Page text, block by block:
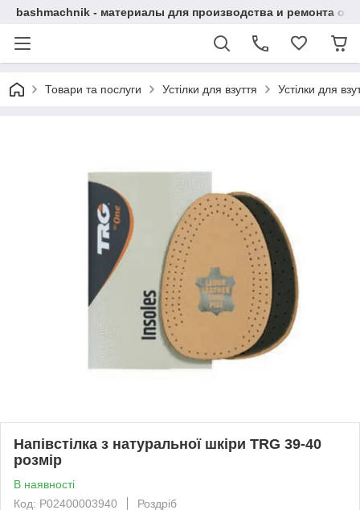
bashmachnik - материалы для производства и ремонта
Товари та послуги Устілки для взуття Устілки для
Напівстілка з натуральної шкіри TRG 39-40
розмір
В наявності
Код: P02400003940
Роздріб